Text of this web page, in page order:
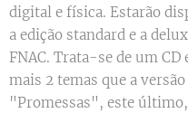
digital e física. Estarão
a edição standard e a
FNAC. Trata-se de um
mais 2 temas que a
"Promessas", este